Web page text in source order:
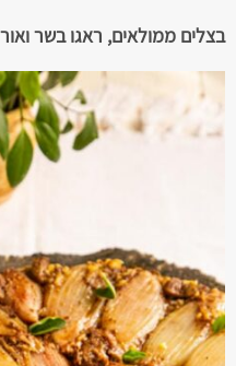
בצלים ממולאים, ראגו בשר